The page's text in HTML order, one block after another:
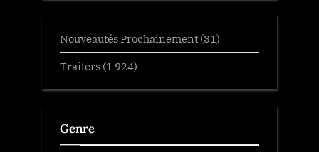
Nouveautés Prochainement (31)
Trailers (1 924)
Genre